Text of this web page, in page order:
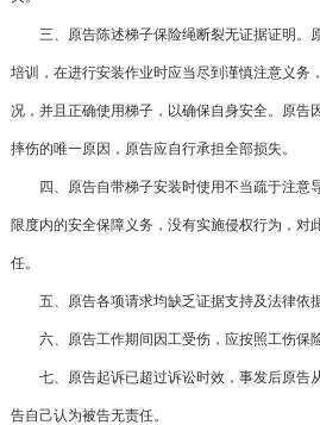
三、原告陈述梯子保险绳断裂无证据证明。
培训，在进行安装作业时应当尽到谨慎注意义务
况，并且正确使用梯子，以确保自身安全。原告
摔伤的唯一原因，原告应自行承担全部损失。
四、原告自带梯子安装时使用不当疏于注意
限度内的安全保障义务，没有实施侵权行为，对
任。
五、原告各项请求均缺乏证据支持及法律依据
六、原告工作期间因工受伤，应按照工伤保险
七、原告起诉已超过诉讼时效，事发后原告
告自己认为被告无责任。